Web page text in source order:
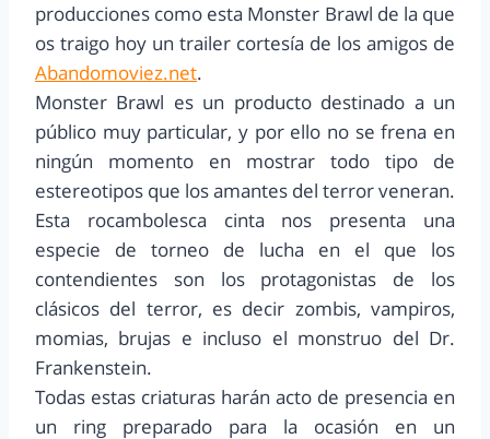
producciones como esta Monster Brawl de la que
os traigo hoy un trailer cortesía de los amigos de
Abandomoviez.net.
Monster Brawl es un producto destinado a un
público muy particular, y por ello no se frena en
ningún momento en mostrar todo tipo de
estereotipos que los amantes del terror veneran.
Esta rocambolesca cinta nos presenta una
especie de torneo de lucha en el que los
contendientes son los protagonistas de los
clásicos del terror, es decir zombis, vampiros,
momias, brujas e incluso el monstruo del Dr.
Frankenstein.
Todas estas criaturas harán acto de presencia en
un ring preparado para la ocasión en un